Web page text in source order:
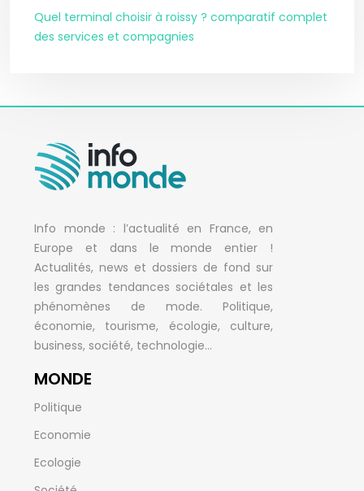
Quel terminal choisir à roissy ? comparatif complet
des services et compagnies
Info monde : l’actualité en France, en
Europe et dans le monde entier !
Actualités, news et dossiers de fond sur
les grandes tendances sociétales et les
phénomènes de mode. Politique,
économie, tourisme, écologie, culture,
business, société, technologie…
MONDE
Politique
Economie
Ecologie